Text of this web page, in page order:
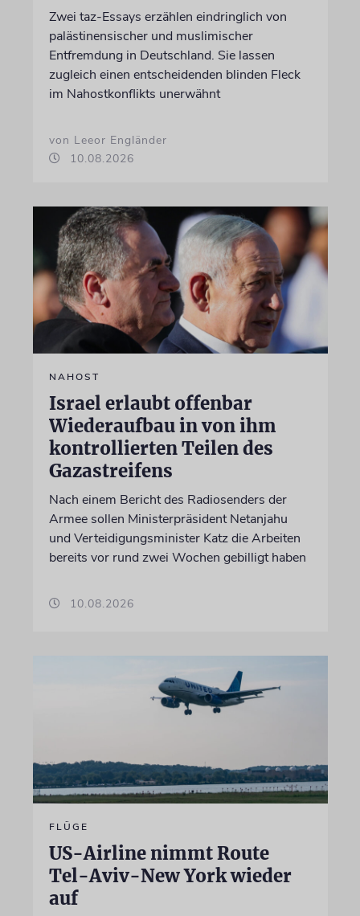
Zwei taz-Essays erzählen eindringlich von
palästinensischer und muslimischer
Entfremdung in Deutschland. Sie lassen
zugleich einen entscheidenden blinden Fleck
im Nahostkonflikts unerwähnt
von Leeor Engländer
10.08.2026
NAHOST
Israel erlaubt offenbar
Wiederaufbau in von ihm
kontrollierten Teilen des
Gazastreifens
Nach einem Bericht des Radiosenders der
Armee sollen Ministerpräsident Netanjahu
und Verteidigungsminister Katz die Arbeiten
bereits vor rund zwei Wochen gebilligt haben
10.08.2026
FLÜGE
US-Airline nimmt Route
Tel-Aviv-New York wieder
auf